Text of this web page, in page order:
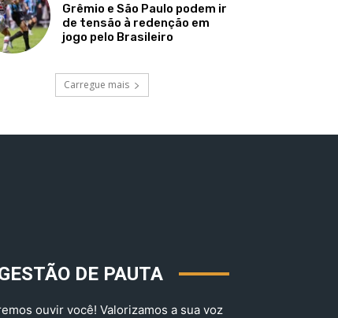
Grêmio e São Paulo podem ir
de tensão à redenção em
jogo pelo Brasileiro
Carregue mais
DE PAUTA
ouvir você! Valorizamos a sua voz